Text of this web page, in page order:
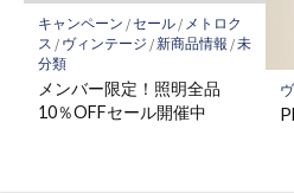
キャンペーン /セール/ メトロク
ス / ヴィンテージ /新商品情報 /未
分類
メンバー限定！照明全品
10％OFFセール開催中